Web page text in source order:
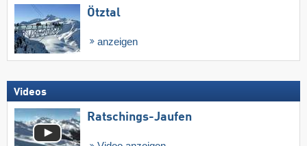
Ötztal
anzeigen
Videos
Ratschings-Jaufen